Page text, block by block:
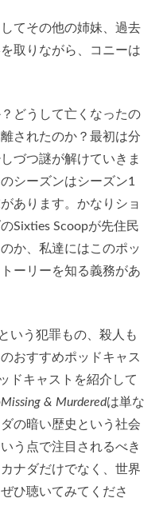
てその他の姉妹、過去
取りながら、コニーは
どうして亡くなったの
されたのか？最初は分
づつ謎が解けていきま
シーズンはシーズン1
あります。かなりショ
Sixties Scoopが先住民
か、私達にはこのポッ
ーリーを知る義務があ
いう犯罪もの、殺人も
おすすめポッドキャス
ドキャストを紹介して
Missing & Murderedは単な
の暗い歴史という社会
う点で注目されるべき
ナダだけでなく、世界
ひ聴いてみてくださ